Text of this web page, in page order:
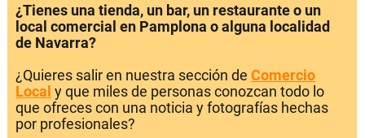
¿Tienes una tienda, un bar, un restaurante o un
local comercial en Pamplona o alguna localidad
de Navarra?
¿Quieres salir en nuestra sección de Comercio
Local y que miles de personas conozcan todo lo
que ofreces con una noticia y fotografías hechas
por profesionales?